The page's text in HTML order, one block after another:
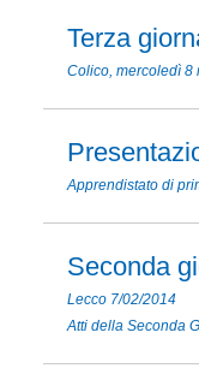
Terza
Colico, mercoledì 8
Apprendistato di
Seconda
Lecco 7/02/2014
Atti della Seconda